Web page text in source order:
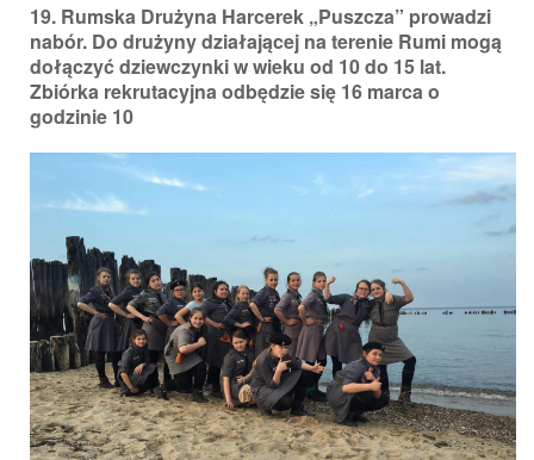
19. Rumska Drużyna Harcerek „Puszcza” prowadzi
nabór. Do drużyny działającej na terenie Rumi mogą
dołączyć dziewczynki w wieku od 10 do 15 lat.
Zbiórka rekrutacyjna odbędzie się 16 marca o
godzinie 10